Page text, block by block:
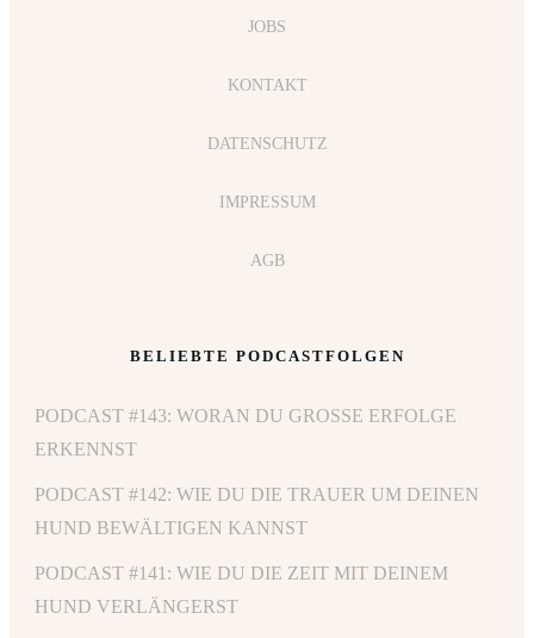
BELIEBTE PODCASTFOLGEN
PODCAST #143: WORAN DU GROSSE ERFOLGE E
RKENNST
PODCAST #142: WIE DU DIE TRAUER UM DEINEN
HUND BEWÄLTIGEN KANNST
PODCAST #141: WIE DU DIE ZEIT MIT DEINEM
HUND VERLÄNGERST
JOBS
KONTAKT
DATENSCHUTZ
IMPRESSUM
AGB